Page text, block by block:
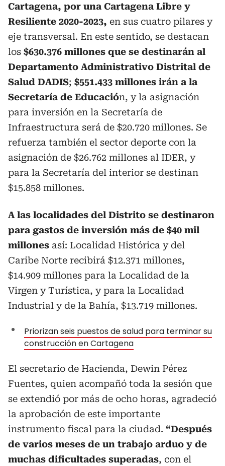
Cartagena, por una Cartagena Libre y
Resiliente 2020-2023, en sus cuatro pilares y
eje transversal. En este sentido, se destacan
los $630.376 millones que se destinarán al
Departamento Administrativo Distrital de
Salud DADIS; $551.433 millones irán a la
Secretaría de Educación, y la asignación
para inversión en la Secretaría de
Infraestructura será de $20.720 millones. Se
refuerza también el sector deporte con la
asignación de $26.762 millones al IDER, y
para la Secretaría del interior se destinan
$15.858 millones.
A las localidades del Distrito se destinaron
para gastos de inversión más de $40 mil
millones así: Localidad Histórica y del
Caribe Norte recibirá $12.371 millones,
$14.909 millones para la Localidad de la
Virgen y Turística, y para la Localidad
Industrial y de la Bahía, $13.719 millones.
Priorizan seis puestos de salud para terminar su
construcción en Cartagena
El secretario de Hacienda, Dewin Pérez
Fuentes, quien acompañó toda la sesión que
se extendió por más de ocho horas, agradeció
la aprobación de este importante
instrumento fiscal para la ciudad. “Después
de varios meses de un trabajo arduo y de
muchas dificultades superadas, con el